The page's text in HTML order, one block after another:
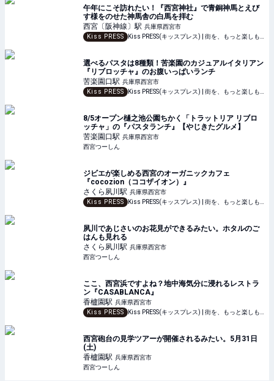
午年にこそ訪れたい！『西宮神社』で青銅神馬とえび
す様をのせた神馬舎の白馬を拝む
西宮〔阪神線〕駅 兵庫県西宮市
Kiss PRESS
選べるパスタは8種類！苦楽園のカジュアルイタリアン
『リブロッチャ』のお腹いっぱいランチ
苦楽園口駅 兵庫県西宮市
Kiss PRESS
8/5オープン樋之池公園ちかく「トラットリア リブロ
ッチャ」の『パスタランチ』【やじきたグルメ】
苦楽園口駅 兵庫県西宮市
西宮つーしん
ジビエが楽しめる西宮のオーガニックカフェ
『cocozion（ココザイオン）』
さくら夙川駅 兵庫県西宮市
Kiss PRESS
夙川であじさいのお花見ができるみたい。ホタルのご
はんも見れる
さくら夙川駅 兵庫県西宮市
西宮つーしん
ここ、西宮浜ですよね？地中海気分に浸れるレストラ
ン『CASABLANCA』
香櫨園駅 兵庫県西宮市
Kiss PRESS
西宮砲台の見学ツアーが開催されるみたい。5月31日
(土)
香櫨園駅 兵庫県西宮市
西宮つーしん